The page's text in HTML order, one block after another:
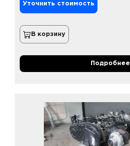
Уточнить стоимость
В корзину
Подробнее